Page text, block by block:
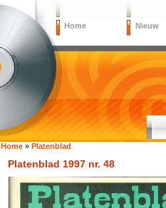
Home Nieuw
Home » Platenblad
Platenblad 1997 nr. 48